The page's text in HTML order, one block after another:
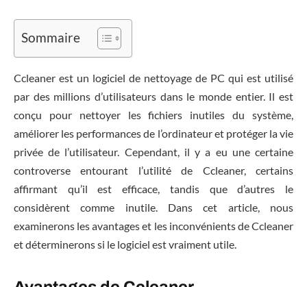
Sommaire
Ccleaner est un logiciel de nettoyage de PC qui est utilisé
par des millions d’utilisateurs dans le monde entier. Il est
conçu pour nettoyer les fichiers inutiles du système,
améliorer les performances de l’ordinateur et protéger la vie
privée de l’utilisateur. Cependant, il y a eu une certaine
controverse entourant l’utilité de Ccleaner, certains
affirmant qu’il est efficace, tandis que d’autres le
considèrent comme inutile. Dans cet article, nous
examinerons les avantages et les inconvénients de Ccleaner
et déterminerons si le logiciel est vraiment utile.